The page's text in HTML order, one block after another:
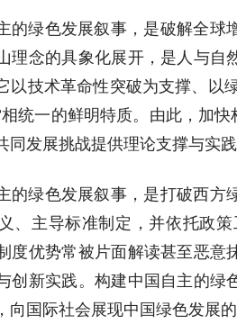
的绿色发展叙事，是破解全球
理念的具象化展开，是人与
以技术革命性突破为支撑、以
统一的鲜明特质。由此，加
同发展挑战提供理论支撑与实
的绿色发展叙事，是打破西方
、主导标准制定，并依托政
度优势常被片面解读甚至恶意
创新实践。构建中国自主的
向国际社会展现中国绿色发展